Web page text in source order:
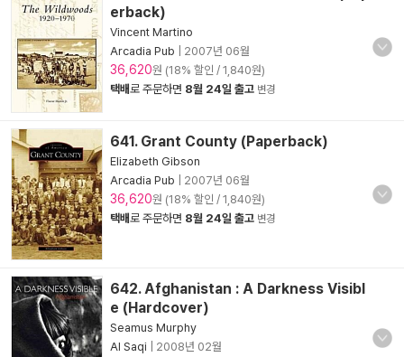
erback)
Vincent Martino
Arcadia Pub
2007년 06월
36,620원 (18% 할인 / 1,840원)
택배로 주문하면 8월 24일 출고 변경
641. Grant County (Paperback)
Elizabeth Gibson
Arcadia Pub
2007년 06월
36,620원 (18% 할인 / 1,840원)
택배로 주문하면 8월 24일 출고 변경
642. Afghanistan : A Darkness Visibl
e (Hardcover)
Seamus Murphy
Al Saqi
2008년 02월